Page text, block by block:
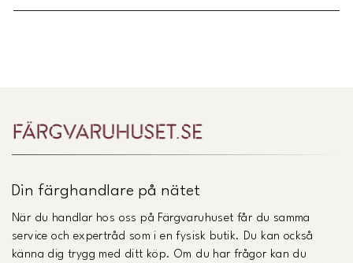
Din färghandlare på nätet
När du handlar hos oss på Färgvaruhuset får du samma
service och expertråd som i en fysisk butik. Du kan också
känna dig trygg med ditt köp. Om du har frågor kan du